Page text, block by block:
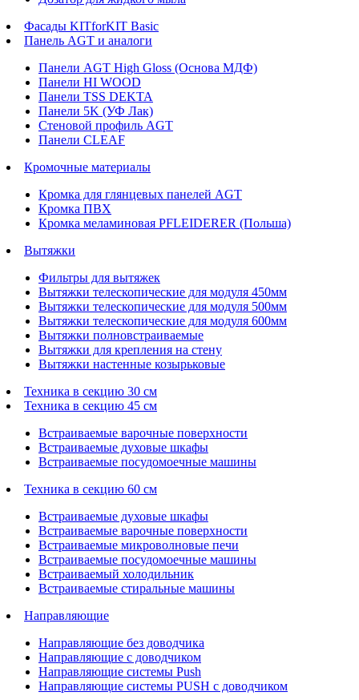
Фасады KITforKIT Basic
Панель AGT и аналоги
Панели AGT High Gloss (Основа МДФ)
Панели HI WOOD
Панели TSS DEKTA
Панели 5K (УФ Лак)
Стеновой профиль AGT
Панели CLEAF
Кромочные материалы
Кромка для глянцевых панелей AGT
Кромка ПВХ
Кромка меламиновая PFLEIDERER (Польша)
Вытяжки
Фильтры для вытяжек
Вытяжки телескопические для модуля 450мм
Вытяжки телескопические для модуля 500мм
Вытяжки телескопические для модуля 600мм
Вытяжки полновстраиваемые
Вытяжки для крепления на стену
Вытяжки настенные козырьковые
Техника в секцию 30 см
Техника в секцию 45 см
Встраиваемые варочные поверхности
Встраиваемые духовые шкафы
Встраиваемые посудомоечные машины
Техника в секцию 60 см
Встраиваемые духовые шкафы
Встраиваемые варочные поверхности
Встраиваемые микроволновые печи
Встраиваемые посудомоечные машины
Встраиваемый холодильник
Встраиваемые стиральные машины
Направляющие
Направляющие без доводчика
Направляющие с доводчиком
Направляющие системы Push
Направляющие системы PUSH с доводчиком